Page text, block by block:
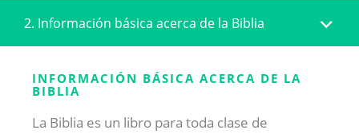
2. Información básica acerca de la Biblia
INFORMACIÓN BÁSICA ACERCA DE LA
BIBLIA
La Biblia es un libro para toda clase de